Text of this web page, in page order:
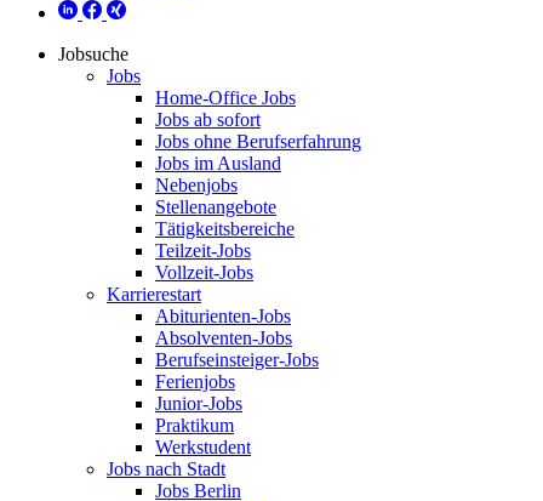
Jobsuche
Jobs
Home-Office Jobs
Jobs ab sofort
Jobs ohne Berufserfahrung
Jobs im Ausland
Nebenjobs
Stellenangebote
Tätigkeitsbereiche
Teilzeit-Jobs
Vollzeit-Jobs
Karrierestart
Abiturienten-Jobs
Absolventen-Jobs
Berufseinsteiger-Jobs
Ferienjobs
Junior-Jobs
Praktikum
Werkstudent
Jobs nach Stadt
Jobs Berlin